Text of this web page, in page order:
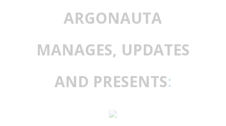
ARGONAUTA
MANAGES, UPDATES
AND PRESENTS: